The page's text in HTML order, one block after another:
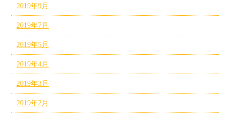
2019年9月
2019年7月
2019年5月
2019年4月
2019年3月
2019年2月